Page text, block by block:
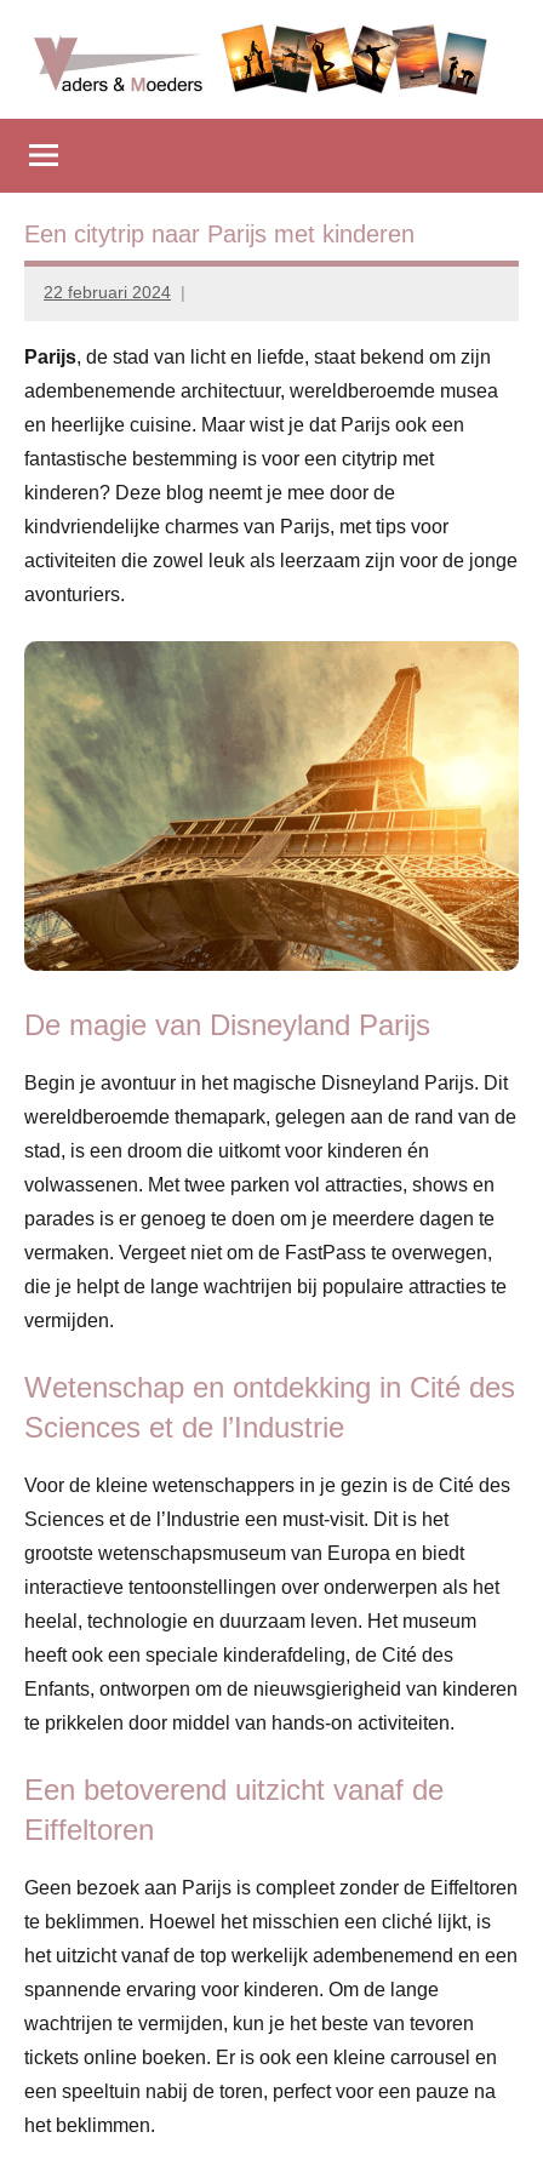
inhoud
springen
Vadersenmoeders
iedereen
wel
eens
hulp
Een citytrip naar Parijs met kinderen
22 februari 2024
Marion
Parijs, de stad van licht en liefde, staat bekend om zijn
adembenemende architectuur, wereldberoemde musea
en heerlijke cuisine. Maar wist je dat Parijs ook een
fantastische bestemming is voor een citytrip met
kinderen? Deze blog neemt je mee door de
kindvriendelijke charmes van Parijs, met tips voor
activiteiten die zowel leuk als leerzaam zijn voor de jonge
avonturiers.
De magie van Disneyland Parijs
Begin je avontuur in het magische Disneyland Parijs. Dit
wereldberoemde themapark, gelegen aan de rand van de
stad, is een droom die uitkomt voor kinderen én
volwassenen. Met twee parken vol attracties, shows en
parades is er genoeg te doen om je meerdere dagen te
vermaken. Vergeet niet om de FastPass te overwegen,
die je helpt de lange wachtrijen bij populaire attracties te
vermijden.
Wetenschap en ontdekking in Cité des
Sciences et de l’Industrie
Voor de kleine wetenschappers in je gezin is de Cité des
Sciences et de l’Industrie een must-visit. Dit is het
grootste wetenschapsmuseum van Europa en biedt
interactieve tentoonstellingen over onderwerpen als het
heelal, technologie en duurzaam leven. Het museum
heeft ook een speciale kinderafdeling, de Cité des
Enfants, ontworpen om de nieuwsgierigheid van kinderen
te prikkelen door middel van hands-on activiteiten.
Een betoverend uitzicht vanaf de
Eiffeltoren
Geen bezoek aan Parijs is compleet zonder de Eiffeltoren
te beklimmen. Hoewel het misschien een cliché lijkt, is
het uitzicht vanaf de top werkelijk adembenemend en een
spannende ervaring voor kinderen. Om de lange
wachtrijen te vermijden, kun je het beste van tevoren
tickets online boeken. Er is ook een kleine carrousel en
een speeltuin nabij de toren, perfect voor een pauze na
het beklimmen.